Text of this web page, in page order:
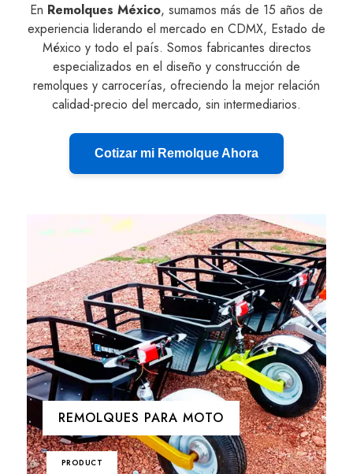
En Remolques México, sumamos más de 15 años de
experiencia liderando el mercado en CDMX, Estado de
México y todo el país. Somos fabricantes directos
especializados en el diseño y construcción de
remolques y carrocerías, ofreciendo la mejor relación
calidad-precio del mercado, sin intermediarios.
Cotizar mi Remolque Ahora
REMOLQUES PARA MOTO
PRODUCT